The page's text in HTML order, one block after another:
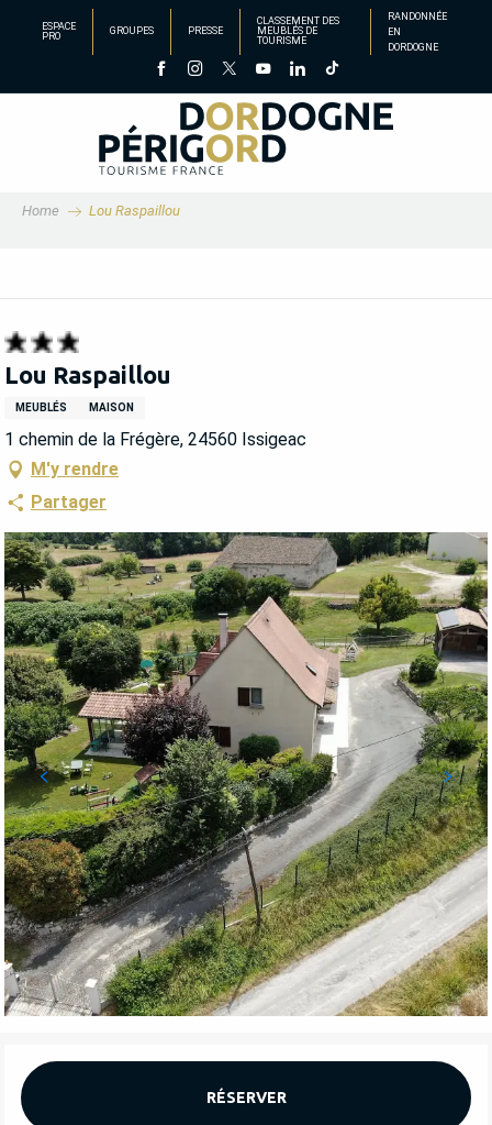
principal
ESPACE
PRO
GROUPES PRESSE
CLASSEMENT DES
MEUBLÉS DE
TOURISME
RANDONNÉE
EN
DORDOGNE
Home Lou Raspaillou
Lou Raspaillou
MEUBLÉS MAISON
1 chemin de la Frégère, 24560 Issigeac
M'y rendre
Partager
OUVERTURE ET COORDONNÉES
RÉSERVER